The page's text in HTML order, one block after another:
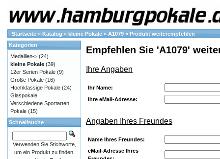
Startseite » Katalog » kleine Pokale » A1079 » Produkt weiterempfehlen
Empfehlen Sie 'A1079'
Ihre Angaben
Ihr Name:
Ihre eMail-Adresse:
Angaben Ihres Freundes
Name Ihres Freundes:
eMail-Adresse Ihres
Kategorien
Medaillen-> (24)
kleine Pokale (39)
12er Serien Pokale (9)
Große Pokale (16)
Hochklassige Pokale (24)
Glaspokale
Verschiedene Sportarten
Pokale (15)
Schnellsuche
Verwenden Sie Stichworte,
um ein Produkt zu finden.